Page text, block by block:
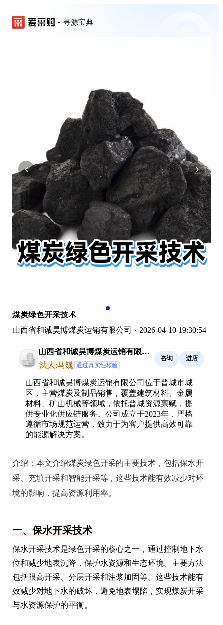
寻源宝典
‹ ›
煤炭绿色开采技术
山西省和诚昊博煤炭运销有限公司 · 2026-04-10 19:30:54
山西省和诚昊博煤炭运销有限公
司
法人:马巍 通过真实性核验
咨询 进店
山西省和诚昊博煤炭运销有限公司位于晋城市城
区，主营煤炭及制品销售，覆盖建筑材料、金属
材料、矿山机械等领域，依托晋城资源禀赋，提
供专业化供应链服务。公司成立于2023年，严格
遵循市场规范运营，致力于为客户提供高效可靠
的能源解决方案。
介绍： 本文介绍煤炭绿色开采的主要技术，包括保水开
采、充填开采和智能开采等，这些技术能有效减少对环
境的影响，提高资源利用率。
一、保水开采技术
保水开采技术是绿色开采的核心之一，通过控制地下水
位和减少地表沉降，保护水资源和生态环境。主要方法
包括限高开采、分层开采和注浆加固等。这些技术能有
效减少对地下水的破坏，避免地表塌陷，实现煤炭开采
与水资源保护的平衡。